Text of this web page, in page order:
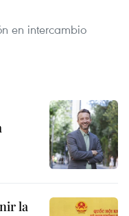
en intercambio
la